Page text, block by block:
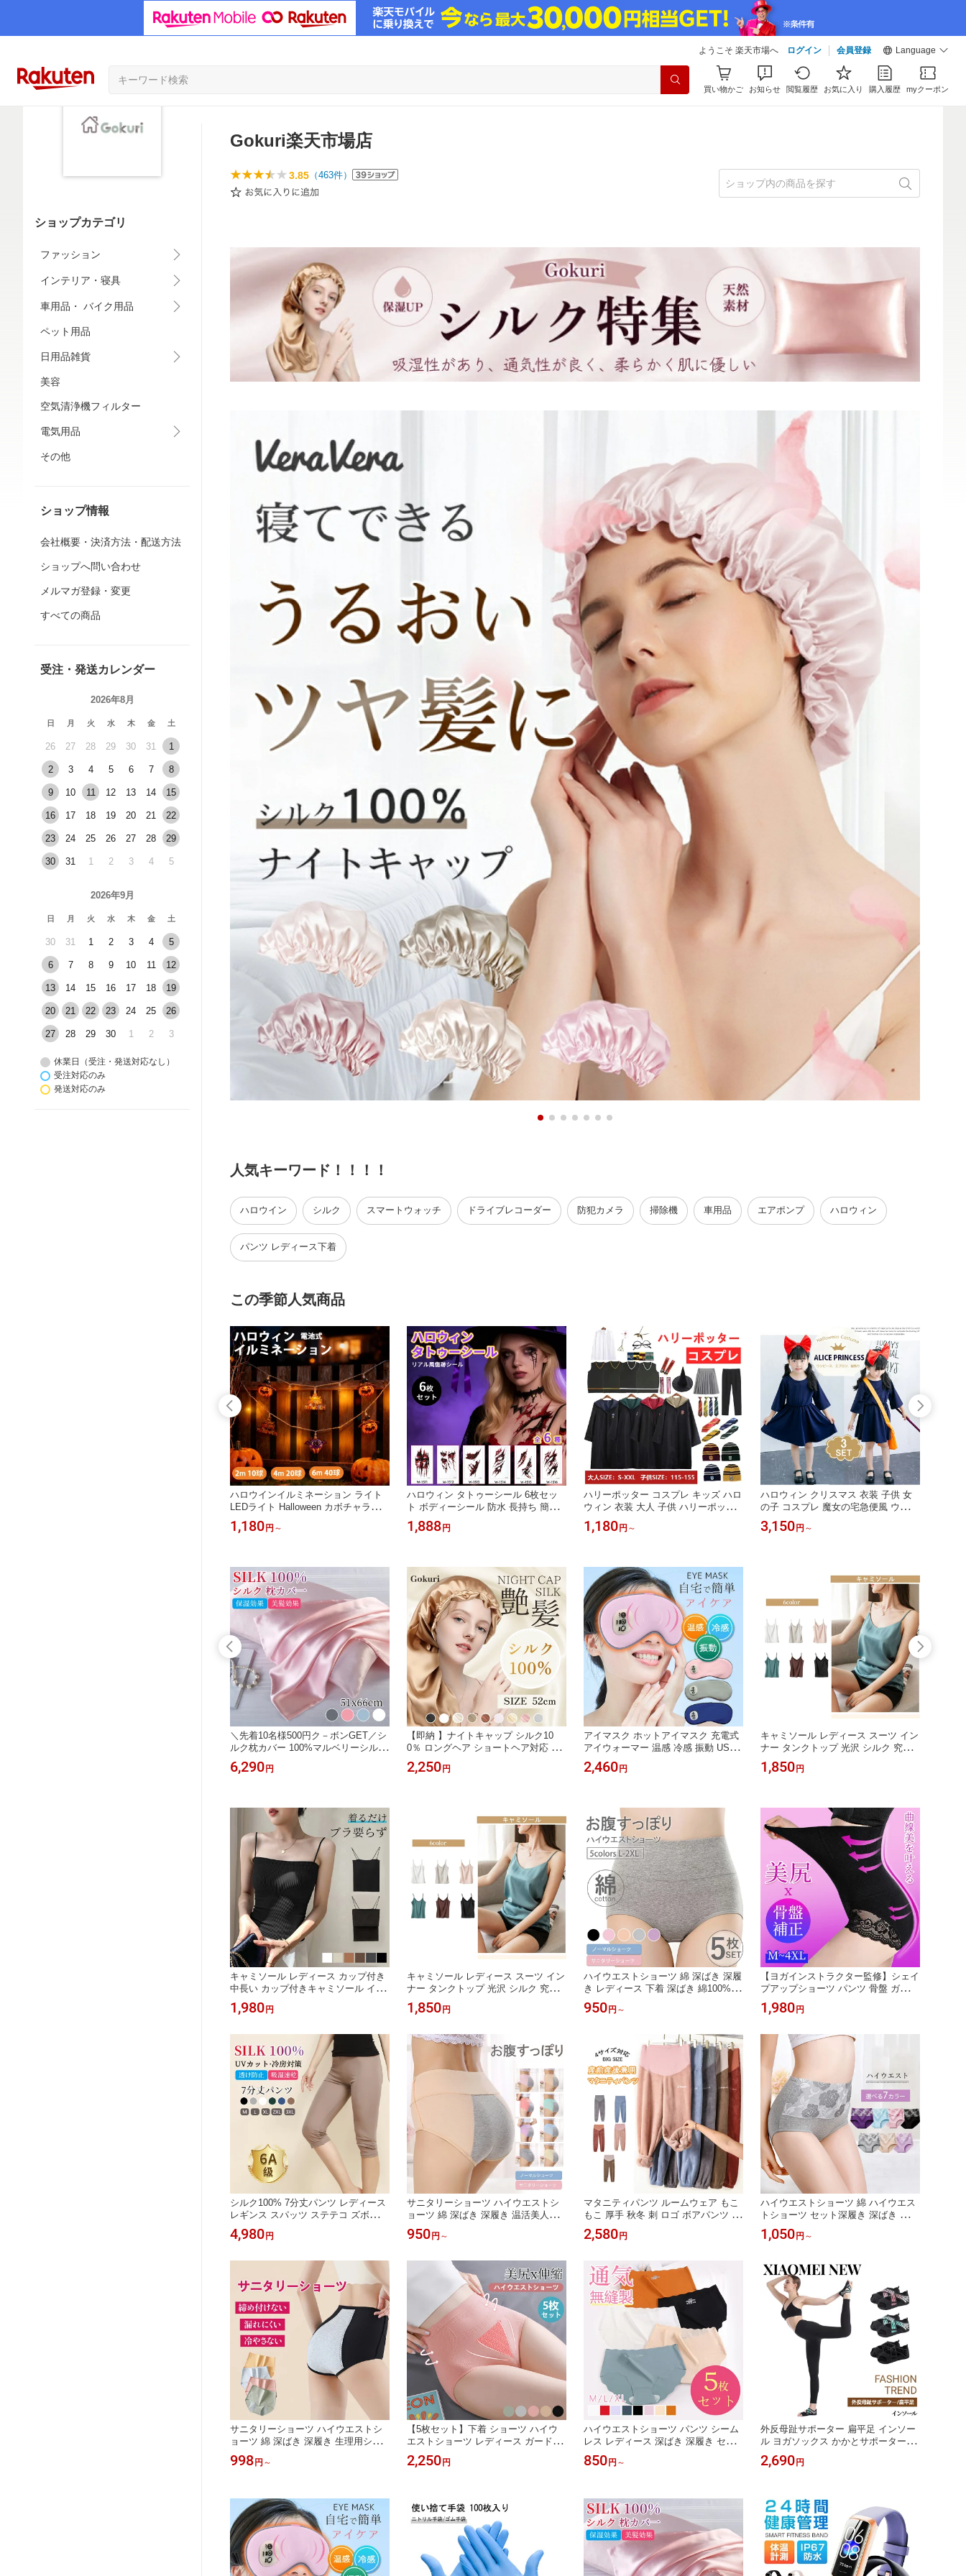
ようこそ 楽天市場へ ログイン 会員登録 Language
買い物かご お知らせ 閲覧履歴 お気に入り 購入履歴 myクーポン
ショップカテゴリ
ファッション
インテリア・寝具
車用品・ バイク用品
ペット用品
日用品雑貨
美容
空気清浄機フィルター
電気用品
その他
ショップ情報
会社概要・決済方法・配送方法
ショップへ問い合わせ
メルマガ登録・変更
すべての商品
受注・発送カレンダー
2026年8月
日 月 火 水 木 金 土
26 27 28 29 30 31 1
2 3 4 5 6 7 8
9 10 11 12 13 14 15
16 17 18 19 20 21 22
23 24 25 26 27 28 29
30 31 1 2 3 4 5
2026年9月
日 月 火 水 木 金 土
30 31 1 2 3 4 5
6 7 8 9 10 11 12
13 14 15 16 17 18 19
20 21 22 23 24 25 26
27 28 29 30 1 2 3
休業日（受注・発送対応なし）
受注対応のみ
発送対応のみ
Gokuri楽天市場店
3.85 （463件）
人気キーワード！！！！
ハロウイン シルク スマートウォッチ ドライブレコーダー 防犯カメラ 掃除機 車用品 エアポンプ ハロウィン
パンツ レディース下着
この季節人気商品
ハロウインイルミネーション ライト
LEDライト Halloween カボチャライト
飾り おしゃれ ハロウインパーティー
ハロウイングッズ 室内 屋外 生活 防
リング ハロウイン道具 10球 20球 40
球30日保証
1,180円 ～
ハロウィン タトゥーシール 6枚セッ
ト ボディーシール 防水 長持ち 簡単
に貼れる 特殊メイク 傷 メイク 縫い
傷 切り傷 掻き傷 刺青ステッカー ハ
ク グッズ 血糊 血のり
1,888円
ハリーポッター コスプレ キッズ ハロ
ウィン 衣装 大人 子供 ハリーポッタ
ー ローブ 魔法師 コスプレ 仮装 コス
チューム 杖 ハロウィン 男女兼用 マ
法 魔術 学園 変装 パーティー イベン
ト クリスマス
1,180円 ～
ハロウィン クリスマス 衣装 子供 女
の子 コスプレ 魔女の宅急便風 ウィッ
チ キッズ コスチューム 変装 仮装
3,150円 ～
＼先着10名様500円ク－ボンGET／シ
ルク枕カバー 100%マルベリーシルク
19匁 封筒式枕カバー 洗える シルクま
くらカバー 良い通気性 美髪 肌に優し
6,290円
【即納 】ナイトキャップ シルク10
0％ ロングヘア ショートヘア対応 保
湿 美髪ケア 寝癖防止 摩擦軽減 筒型
デザイン 就寝用 レディース シルクキ
2,250円
アイマスク ホットアイマスク 充電式
アイウォーマー 温感 冷感 振動 USB
コードレス 目元エステ 遮光 快眠グッ
ズ 自動オフタイマー サイズ調整可能
感ジェルパッド 振動 3WAY 温熱 冷却
母の日
2,460円
キャミソール レディース スーツ イン
ナー タンクトップ 光沢 シルク 究極
の肌触り /丝绸手感 キャミソール ベ
スト サテン 吸汗 通気 柔らかい スリ
フェミニン おしゃれ 夏 パジャマ フ
ァッション
1,850円
キャミソール レディース カップ付き
中長い カップ付きキャミソール イン
ナートップス チューブトップ ナイト
ブラ フリーサイズ【柔らかい・通気
1,980円
キャミソール レディース スーツ イン
ナー タンクトップ 光沢 シルク 究極
の肌触り /丝绸手感 キャミソール ベ
スト サテン 吸汗 通気 柔らかい スリ
光沢 下着 セクシー スクエアカラー
フェミニン おしゃれ 夏 パジャマ フ
ァッション
1,850円
ハイウエストショーツ 綿 深ばき 深履
き レディース 下着 深ばき 綿100% パ
ンツ 無地 通気性 伸縮性 お腹まで包
む 大きいサイズ お尻すっぽり レディ
950円 ～
【ヨガインストラクター監修】シェイ
プアップショーツ パンツ 骨盤 ガード
ル ハイウエスト ぽっこりお腹ギュッ
と引き締め骨盤 ガードル 履くだけで
き締め
1,980円
シルク100% 7分丈パンツ レディース
レギンス スパッツ ステテコ ズボン下
ゆったり 薄手 温活 肌着 絹 ペチパン
ツ 透け防止 汗取り 冷え取り silk 洗え
母の日
4,980円
サニタリーショーツ ハイウエストシ
ョーツ 綿 深ばき 深履き 温活美人シ
ョーツ 生理用ショーツ レディース 下
着 パンツ 無地 通気性 伸縮性 お腹ま
冷えケア 母の日
950円 ～
マタニティパンツ ルームウェア もこ
もこ 厚手 秋冬 刺 ロゴ ボアパンツ マ
タニティー ズボン 母の日
2,580円
ハイウエストショーツ 綿 ハイウエス
トショーツ セット深履き 深ばき すっ
ぽり レディース パンツ 無地 女性 下
着 まとめ買い すっぽり 深め 下着 レ
いサイズ フィット感 保温 冷え性対策
お腹スッポリ温活ショーツ 母の日
1,050円 ～
サニタリーショーツ ハイウエストシ
ョーツ 綿 深ばき 深履き 生理用ショ
ーツ レディース 下着 パンツ 無地 通
気性 伸縮性 お腹まで包む 大きいサイ
998円 ～
【5枚セット】下着 ショーツ ハイウ
エストショーツ レディース ガードル
ショーツ パンツ 無縫製 パンツスト
シームレスショーツ ハイウエスト シ
の日
2,250円
ハイウエストショーツ パンツ シーム
レス レディース 深ばき 深履き セッ
ト 女性 下着 無地フィット感 大きい
サイズ ヒップアップ お腹 無縫製 引
850円 ～
外反母趾サポーター 扁平足 インソー
ル ヨガソックス かかとサポーター 足
底筋膜炎 サポーター 足裏アーチ 矯正
母の日
2,690円